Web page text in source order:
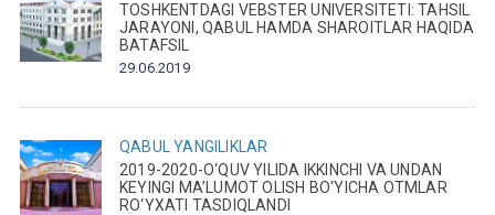
TOSHKENTDAGI VEBSTER UNIVERSITETI: TAHSIL
JARAYONI, QABUL HAMDA SHAROITLAR HAQIDA
BATAFSIL
29.06.2019
QABUL
YANGILIKLAR
2019-2020-O‘QUV YILIDA IKKINCHI VA UNDAN
KEYINGI MA’LUMOT OLISH BO‘YICHA OTMLAR
RO‘YXATI TASDIQLANDI